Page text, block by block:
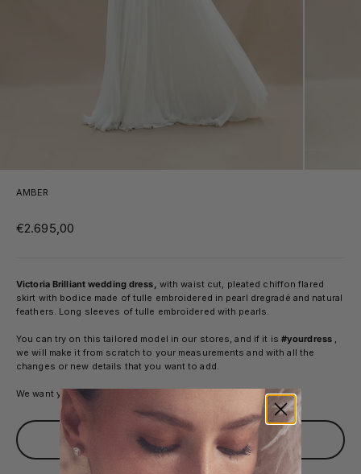
AMBER
Sale price
€2.695,00
Victoria Brilliant wedding dress, with waist cut, pleated chiffon flared
skirt with bodice made of tulle embroidered in pearl dregradé and natural
feathers. Long sleeves of tulle embroidered with pearls.
You can try on this tailored model in our stores, and if it is #yourdress ,
we will make it from scratch to your measurements and with all the
changes or new details that you want to add.
We want you to feel
PIDE TU CITA